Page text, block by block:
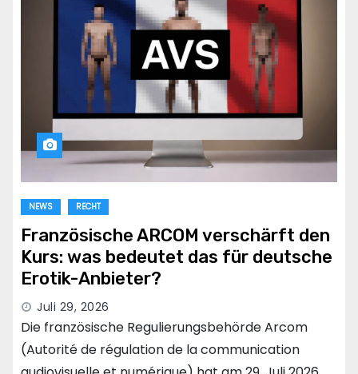
NEWS RECHT
Französische ARCOM verschärft den
Kurs: was bedeutet das für deutsche
Erotik-Anbieter?
Juli 29, 2026
Die französische Regulierungsbehörde Arcom
(Autorité de régulation de la communication